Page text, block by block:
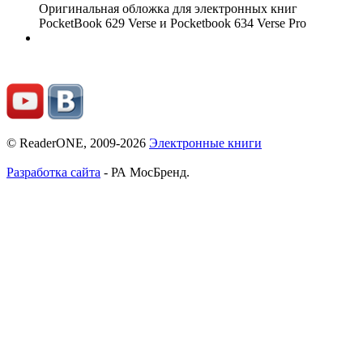
Оригинальная обложка для электронных книг
PocketBook 629 Verse и Pocketbook 634 Verse Pro
© ReaderONE, 2009-2026 Электронные книги
Разработка сайта - РА МосБренд.